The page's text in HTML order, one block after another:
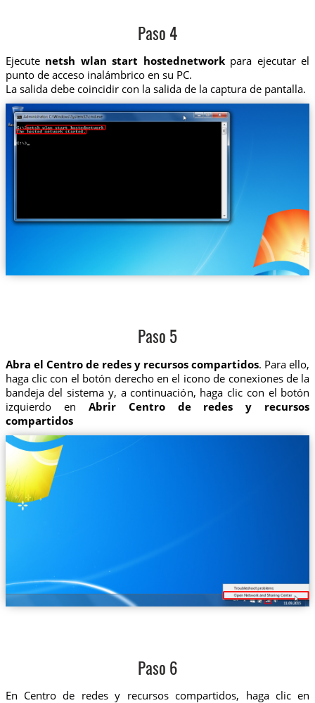
Paso 4
Ejecute netsh wlan start hostednetworkpara ejecutar el
punto de acceso inalámbrico en su PC.
La salida debe coincidir con la salida de la captura de pantalla.
Paso 5
Abra el Centro de redes y recursos compartidos. Para ello,
haga clic con el botón derecho en el icono de conexiones de la
bandeja del sistema y, a continuación, haga clic con el botón
izquierdo en Abrir Centro de redes y recursos
compartidos
Paso 6
En Centro de redes y recursos compartidos, haga clic en